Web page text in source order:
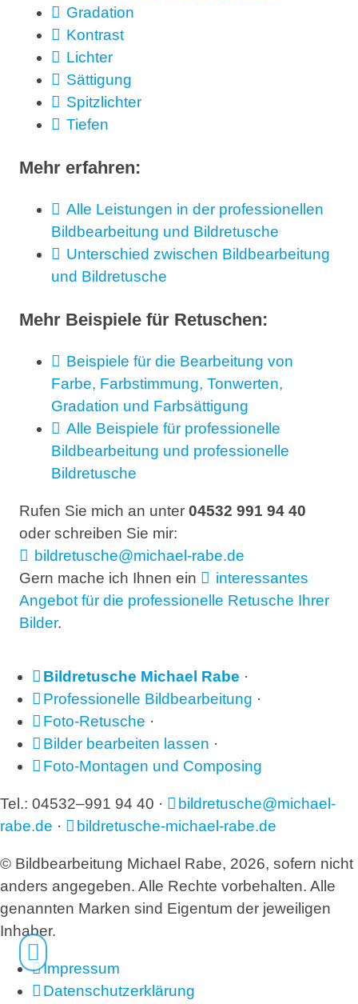
Gradation
Kontrast
Lichter
Sättigung
Spitzlichter
Tiefen
Mehr erfahren:
Alle Leistungen in der professionellen
Bildbearbeitung und Bildretusche
Unterschied zwischen Bildbearbeitung
und Bildretusche
Mehr Beispiele für Retuschen:
Beispiele für die Bearbeitung von
Farbe, Farbstimmung, Tonwerten,
Gradation und Farbsättigung
Alle Beispiele für professionelle
Bildbearbeitung und professionelle
Bildretusche
Rufen Sie mich an unter 04532 991 94 40
oder schreiben Sie mir:
bildretusche@michael-rabe.de
Gern mache ich Ihnen ein
interessantes
Angebot für die professionelle Retusche Ihrer
Bilder.
Bildretusche Michael Rabe ·
Professionelle Bildbearbeitung ·
Foto-Retusche ·
Bilder bearbeiten lassen ·
Foto-Montagen und Composing
Tel.: 04532–991 94 40 ·
bildretusche@michael-
rabe.de · bildretusche-michael-rabe.de
© Bildbearbeitung Michael Rabe, 2026, sofern nicht
anders angegeben. Alle Rechte vorbehalten. Alle
genannten Marken sind Eigentum der jeweiligen
Inhaber.
Impressum|
Datenschutzerklärung|